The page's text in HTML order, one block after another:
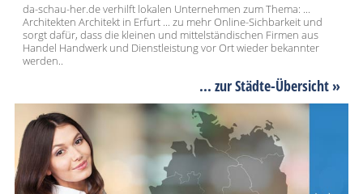
da-schau-her.de verhilft lokalen Unternehmen zum Thema: ...
Architekten Architekt in Erfurt ... zu mehr Online-Sichbarkeit und
sorgt dafür, dass die kleinen und mittelständischen Firmen aus
Handel Handwerk und Dienstleistung vor Ort wieder bekannter
werden..
... zur Städte-Übersicht »